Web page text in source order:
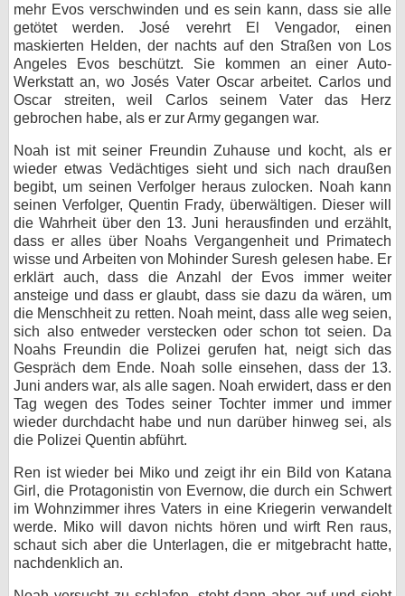
mehr Evos verschwinden und es sein kann, dass sie alle
getötet werden. José verehrt El Vengador, einen
maskierten Helden, der nachts auf den Straßen von Los
Angeles Evos beschützt. Sie kommen an einer Auto-
Werkstatt an, wo Josés Vater Oscar arbeitet. Carlos und
Oscar streiten, weil Carlos seinem Vater das Herz
gebrochen habe, als er zur Army gegangen war.
Noah ist mit seiner Freundin Zuhause und kocht, als er
wieder etwas Vedächtiges sieht und sich nach draußen
begibt, um seinen Verfolger heraus zulocken. Noah kann
seinen Verfolger, Quentin Frady, überwältigen. Dieser will
die Wahrheit über den 13. Juni herausfinden und erzählt,
dass er alles über Noahs Vergangenheit und Primatech
wisse und Arbeiten von Mohinder Suresh gelesen habe. Er
erklärt auch, dass die Anzahl der Evos immer weiter
ansteige und dass er glaubt, dass sie dazu da wären, um
die Menschheit zu retten. Noah meint, dass alle weg seien,
sich also entweder verstecken oder schon tot seien. Da
Noahs Freundin die Polizei gerufen hat, neigt sich das
Gespräch dem Ende. Noah solle einsehen, dass der 13.
Juni anders war, als alle sagen. Noah erwidert, dass er den
Tag wegen des Todes seiner Tochter immer und immer
wieder durchdacht habe und nun darüber hinweg sei, als
die Polizei Quentin abführt.
Ren ist wieder bei Miko und zeigt ihr ein Bild von Katana
Girl, die Protagonistin von Evernow, die durch ein Schwert
im Wohnzimmer ihres Vaters in eine Kriegerin verwandelt
werde. Miko will davon nichts hören und wirft Ren raus,
schaut sich aber die Unterlagen, die er mitgebracht hatte,
nachdenklich an.